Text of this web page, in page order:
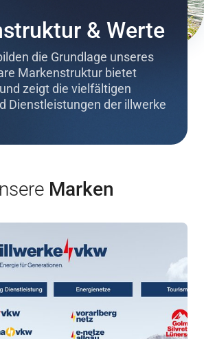
& Werte
die Grundlage unseres
Markenstruktur bietet
zeigt die vielfältigen
Dienstleistungen der illwerke
Marken